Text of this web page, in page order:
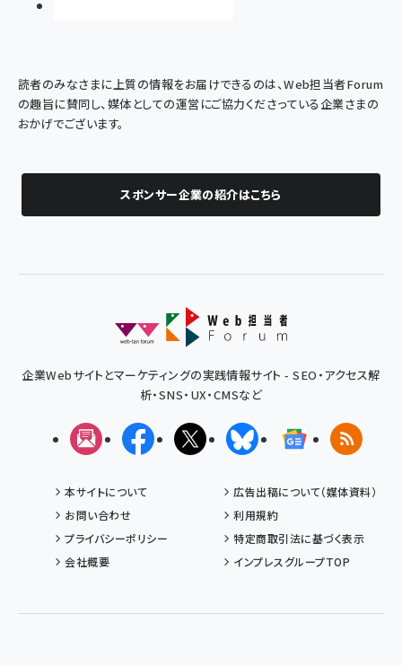
読者のみなさまに上質の情報をお届けできるのは、Web担当者Forum
の趣旨に賛同し、媒体としての運営にご協力くださっている企業さまの
おかげでございます。
スポンサー企業の紹介はこちら
企業Webサイトとマーケティングの実践情報サイト - SEO・アクセス解
析・SNS・UX・CMSなど
メルマガFacebookX(エックス)BlueskyGoogleニュ
RSS
本サイトについて
広告出稿について（媒体資料）
お問い合わせ
利用規約
プライバシーポリシー
特定商取引法に基づく表示
会社概要
インプレスグループTOP